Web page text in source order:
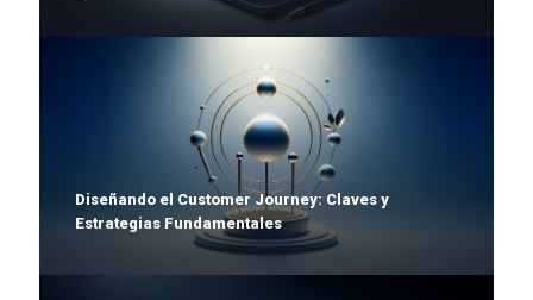
Diseñando el Customer Journey: Claves y
Estrategias Fundamentales